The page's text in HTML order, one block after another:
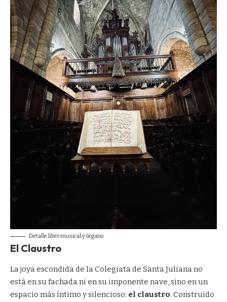
Detalle libro musical y órgano
El Claustro
La joya escondida de la Colegiata de Santa Juliana no
está en su fachada ni en su imponente nave, sino en un
espacio más íntimo y silencioso: el claustro. Construido